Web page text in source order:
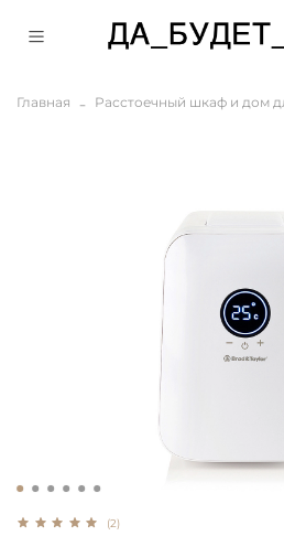
Главная Расстоечный шкаф и дом
(2)